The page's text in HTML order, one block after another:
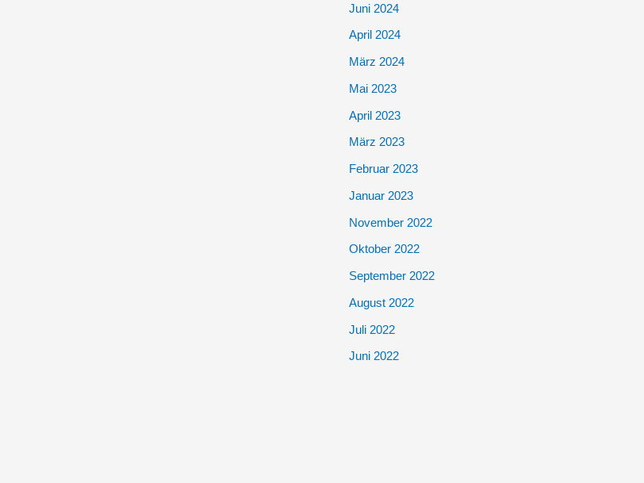
Juni 2024
April 2024
März 2024
Mai 2023
April 2023
März 2023
Februar 2023
Januar 2023
November 2022
Oktober 2022
September 2022
August 2022
Juli 2022
Juni 2022